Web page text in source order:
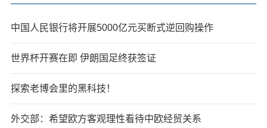
中国人民银行将开展5000亿元买断式逆回购操作
世界杯开赛在即 伊朗国足终获签证
探索老博会里的黑科技！
外交部：希望欧方客观理性看待中欧经贸关系